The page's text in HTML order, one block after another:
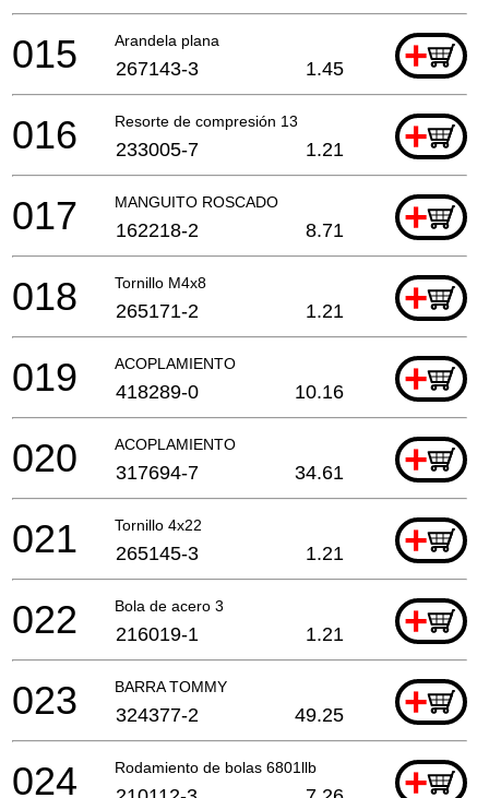
Arandela plana +
015 267143-3 1.45
Resorte de compresión 13 +
016 233005-7 1.21
MANGUITO ROSCADO +
017 162218-2 8.71
Tornillo M4x8 +
018 265171-2 1.21
ACOPLAMIENTO +
019 418289-0 10.16
ACOPLAMIENTO +
020 317694-7 34.61
Tornillo 4x22 +
021 265145-3 1.21
Bola de acero 3 +
022 216019-1 1.21
BARRA TOMMY +
023 324377-2 49.25
Rodamiento de bolas 6801llb +
024